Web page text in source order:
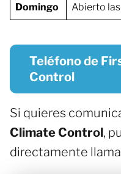
Domingo Abierto
Teléfono de
Control
Si quieres
Climate Control,
directamente